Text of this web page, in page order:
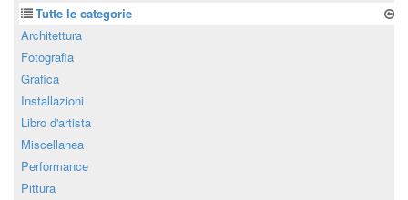
Tutte le categorie
Architettura
Fotografia
Grafica
Installazioni
Libro d'artista
Miscellanea
Performance
Pittura